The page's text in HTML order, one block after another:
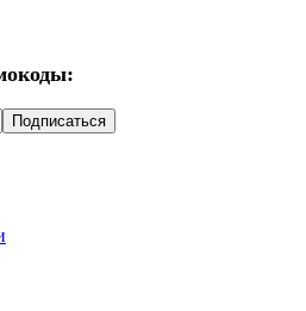
Подписаться